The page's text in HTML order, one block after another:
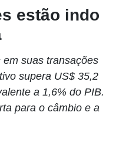
estão indo
suas transações
supera US$ 35,2
a 1,6% do PIB.
para o câmbio e a